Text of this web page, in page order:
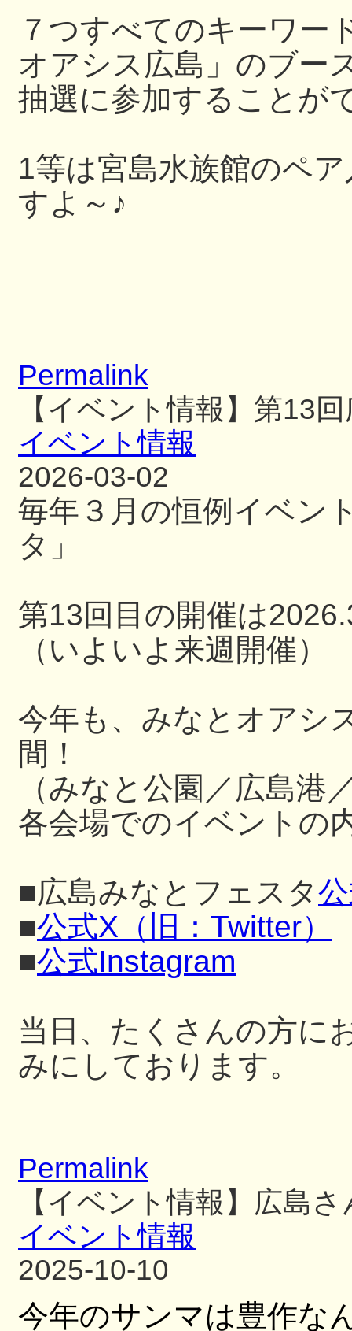
７つすべてのキーワー
オアシス広島」のブー
抽選に参加することが
1等は宮島水族館のペ
すよ～♪
Permalink
【イベント情報】第13
イベント情報
2026-03-02
毎年３月の恒例イベン
タ」
第13回目の開催は
（いよいよ来週開催）
今年も、みなとオアシ
間！
（みなと公園／広島港
各会場でのイベントの
■広島みなとフェスタ
■公式X（旧：Twitter）
■公式Instagram
当日、たくさんの方に
みにしております。
Permalink
【イベント情報】広島
イベント情報
2025-10-10
今年のサンマは豊作な